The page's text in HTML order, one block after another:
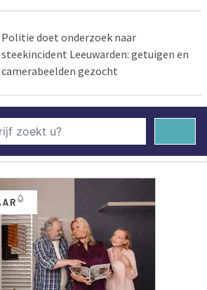
Politie doet onderzoek naar
steekincident Leeuwarden: getuigen en
camerabeelden gezocht